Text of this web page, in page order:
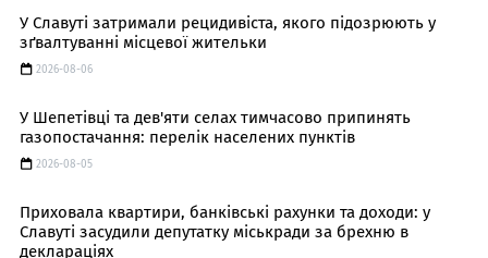
У Славуті затримали рецидивіста, якого підозрюють у
зґвалтуванні місцевої жительки
2026-08-06
У Шепетівці та дев'яти селах тимчасово припинять
газопостачання: перелік населених пунктів
2026-08-05
Приховала квартири, банківські рахунки та доходи: у
Славуті засудили депутатку міськради за брехню в
деклараціях